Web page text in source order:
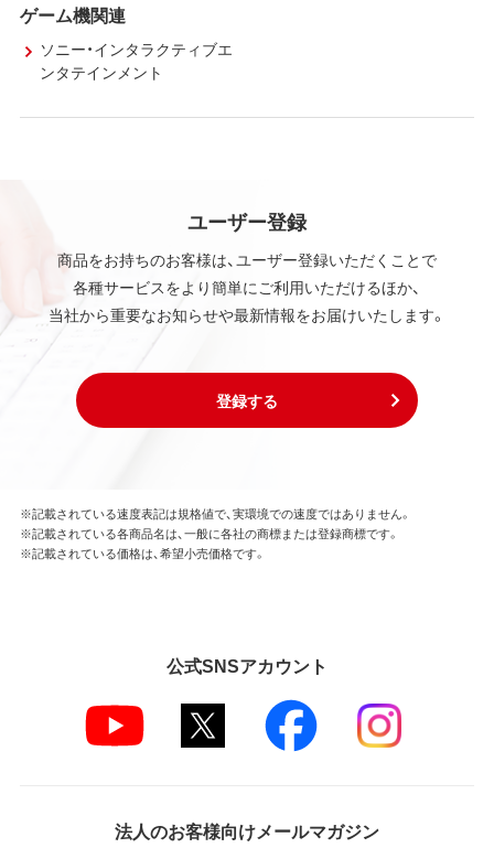
ゲーム機関連
ソニー・インタラクティブエ
ンタテインメント
ユーザー登録
商品をお持ちのお客様は、ユーザー登録いただくことで
各種サービスをより簡単にご利用いただけるほか、
当社から重要なお知らせや最新情報をお届けいたします。
登録する
※記載されている速度表記は規格値で、実環境での速度ではありません。
※記載されている各商品名は、一般に各社の商標または登録商標です。
※記載されている価格は、希望小売価格です。
公式SNSアカウント
法人のお客様向けメールマガジン